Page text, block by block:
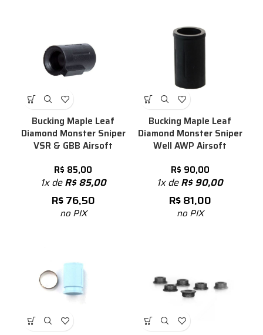
Bucking Maple Leaf
Diamond Monster Sniper
VSR & GBB Airsoft
R$ 85,00
1x deR$85,00
R$76,50
no PIX
Bucking Maple Leaf
Diamond Monster Sniper
Well AWP Airsoft
R$ 90,00
1x deR$90,00
R$81,00
no PIX